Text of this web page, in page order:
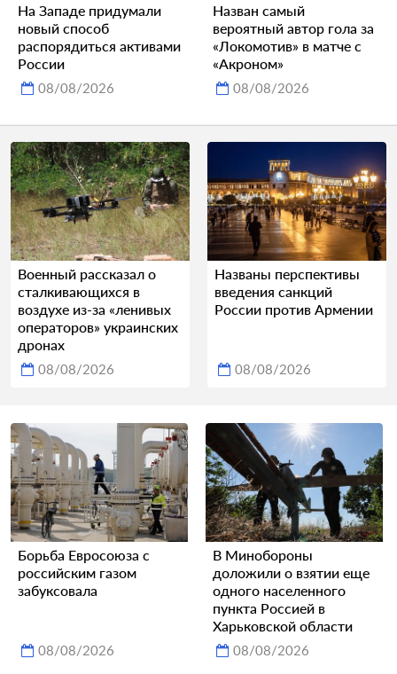
На Западе придумали
новый способ
распорядиться активами
России
08/08/2026
Назван самый
вероятный автор гола за
«Локомотив» в матче с
«Акроном»
08/08/2026
Военный рассказал о
сталкивающихся в
воздухе из-за «ленивых
операторов» украинских
дронах
08/08/2026
Названы перспективы
введения санкций
России против Армении
08/08/2026
Борьба Евросоюза с
российским газом
забуксовала
08/08/2026
В Минобороны
доложили о взятии еще
одного населенного
пункта Россией в
Харьковской области
08/08/2026